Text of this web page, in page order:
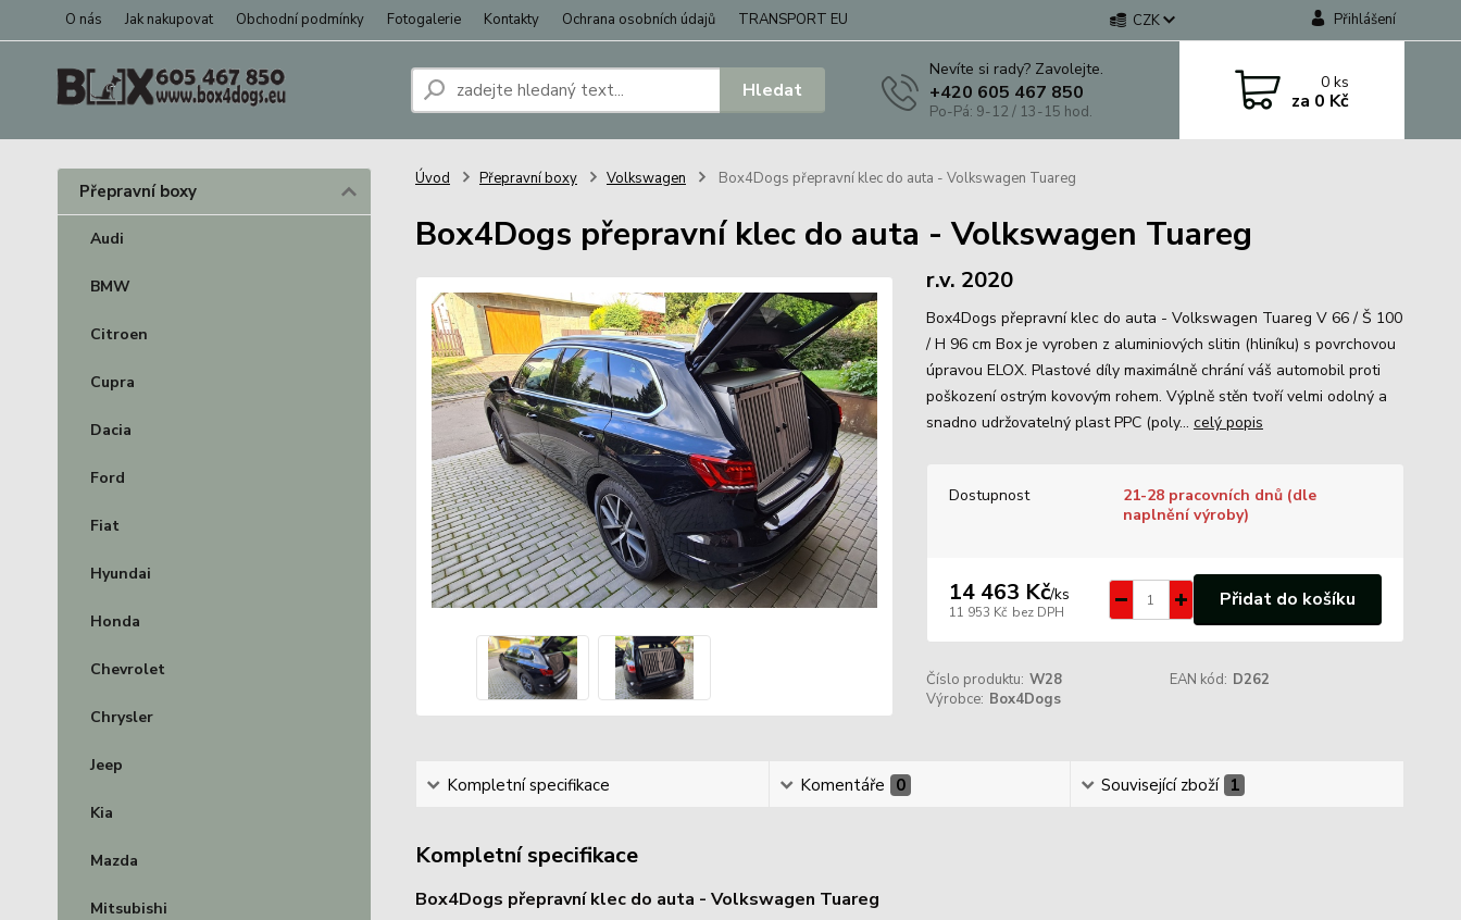
O nás Jak nakupovat Obchodní podmínky Fotogalerie Kontakty Ochrana osobních údajů TRANSPORT EU CZK Přihlášení
Hledat
Nevíte si rady? Zavolejte.
+420 605 467 850
Po-Pá: 9-12 / 13-15 hod.
0ks
za 0 Kč
Přepravní boxy
Audi
BMW
Citroen
Cupra
Dacia
Ford
Fiat
Hyundai
Honda
Chevrolet
Chrysler
Jeep
Kia
Mazda
Mitsubishi
Úvod Přepravní boxy Volkswagen Box4Dogs přepravní klec do auta - Volkswagen Tuareg
Box4Dogs přepravní klec do auta - Volkswagen Tuareg
r.v. 2020
Box4Dogs přepravní klec do auta - Volkswagen Tuareg V 66 / Š 100
/ H 96 cm Box je vyroben z aluminiových slitin (hliníku) s povrchovou
úpravou ELOX. Plastové díly maximálně chrání váš automobil proti
poškození ostrým kovovým rohem. Výplně stěn tvoří velmi odolný a
snadno udržovatelný plast PPC (poly... celý popis
Dostupnost
21-28 pracovních dnů (dle
naplnění výroby)
14 463 Kč/ks
11 953 Kč bez DPH
Přidat do košíku
Číslo produktu: W28 EAN kód: D262
Výrobce: Box4Dogs
Kompletní specifikace Komentáře 0 Související zboží 1
Kompletní specifikace
Box4Dogs přepravní klec do auta - Volkswagen Tuareg